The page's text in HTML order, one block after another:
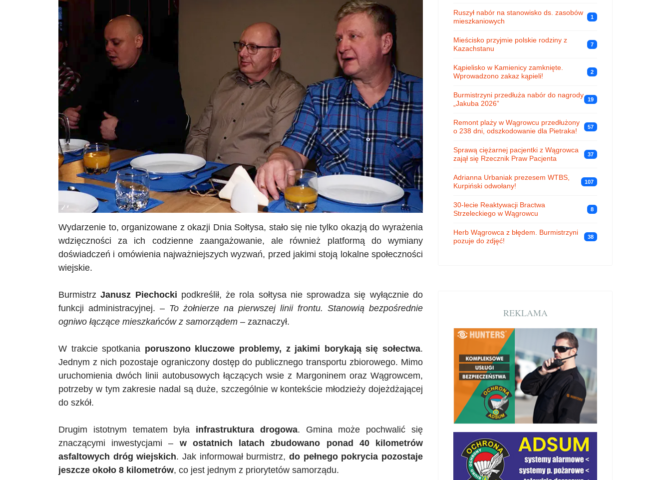
Wydarzenie to, organizowane z okazji Dnia Sołtysa, stało się nie tylko okazją do wyrażenia
wdzięczności za ich codzienne zaangażowanie, ale również platformą do wymiany
doświadczeń i omówienia najważniejszych wyzwań, przed jakimi stoją lokalne społeczności
wiejskie.
BurmistrzJanusz Piechocki podkreślił, że rola sołtysa nie sprowadza się wyłącznie do
funkcji administracyjnej. – To żołnierze na pierwszej linii frontu. Stanowią bezpośrednie
ogniwo łączące mieszkańców z samorządem – zaznaczył.
W trakcie spotkania poruszono kluczowe problemy, z jakimi borykają się sołectwa.
Jednym z nich pozostaje ograniczony dostęp do publicznego transportu zbiorowego. Mimo
uruchomienia dwóch linii autobusowych łączących wsie z Margoninem oraz Wągrowcem,
potrzeby w tym zakresie nadal są duże, szczególnie w kontekście młodzieży dojeżdżającej
do szkół.
Drugim istotnym tematem była infrastruktura drogowa. Gmina może pochwalić się
znaczącymi inwestycjami – w ostatnich latach zbudowano ponad 40 kilometrów
asfaltowych dróg wiejskich. Jak informował burmistrz,do pełnego pokrycia pozostaje
jeszcze około 8 kilometrów, co jest jednym z priorytetów samorządu.
Ruszył nabór na stanowisko ds. zasobów
mieszkaniowych
1
Mieścisko przyjmie polskie rodziny z
Kazachstanu
7
Kąpielisko w Kamienicy zamknięte.
Wprowadzono zakaz kąpieli!
2
Burmistrzyni przedłuża nabór do nagrody
„Jakuba 2026”
19
Remont plaży w Wągrowcu przedłużony
o 238 dni, odszkodowanie dla Pietraka!
57
Sprawą ciężarnej pacjentki z Wągrowca
zajął się Rzecznik Praw Pacjenta
37
Adrianna Urbaniak prezesem WTBS,
Kurpiński odwołany!
107
30-lecie Reaktywacji Bractwa
Strzeleckiego w Wągrowcu
8
Herb Wągrowca z błędem. Burmistrzyni
pozuje do zdjęć!
38
REKLAMA